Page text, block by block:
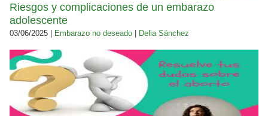
Riesgos y complicaciones de un embarazo
adolescente
03/06/2025 | Embarazo no deseado Delia Sánchez